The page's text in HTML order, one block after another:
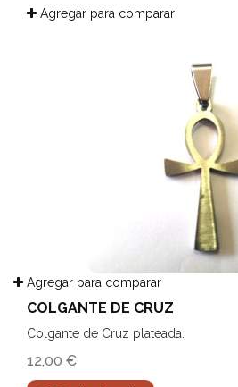
Agregar para comparar
Agregar para comparar
COLGANTE DE CRUZ
Colgante de Cruz plateada.
12,00 €